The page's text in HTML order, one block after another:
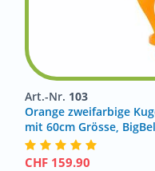
Art.-Nr. 103
Orange zweifarbige
mit 60cm Grösse,
CHF 159.90